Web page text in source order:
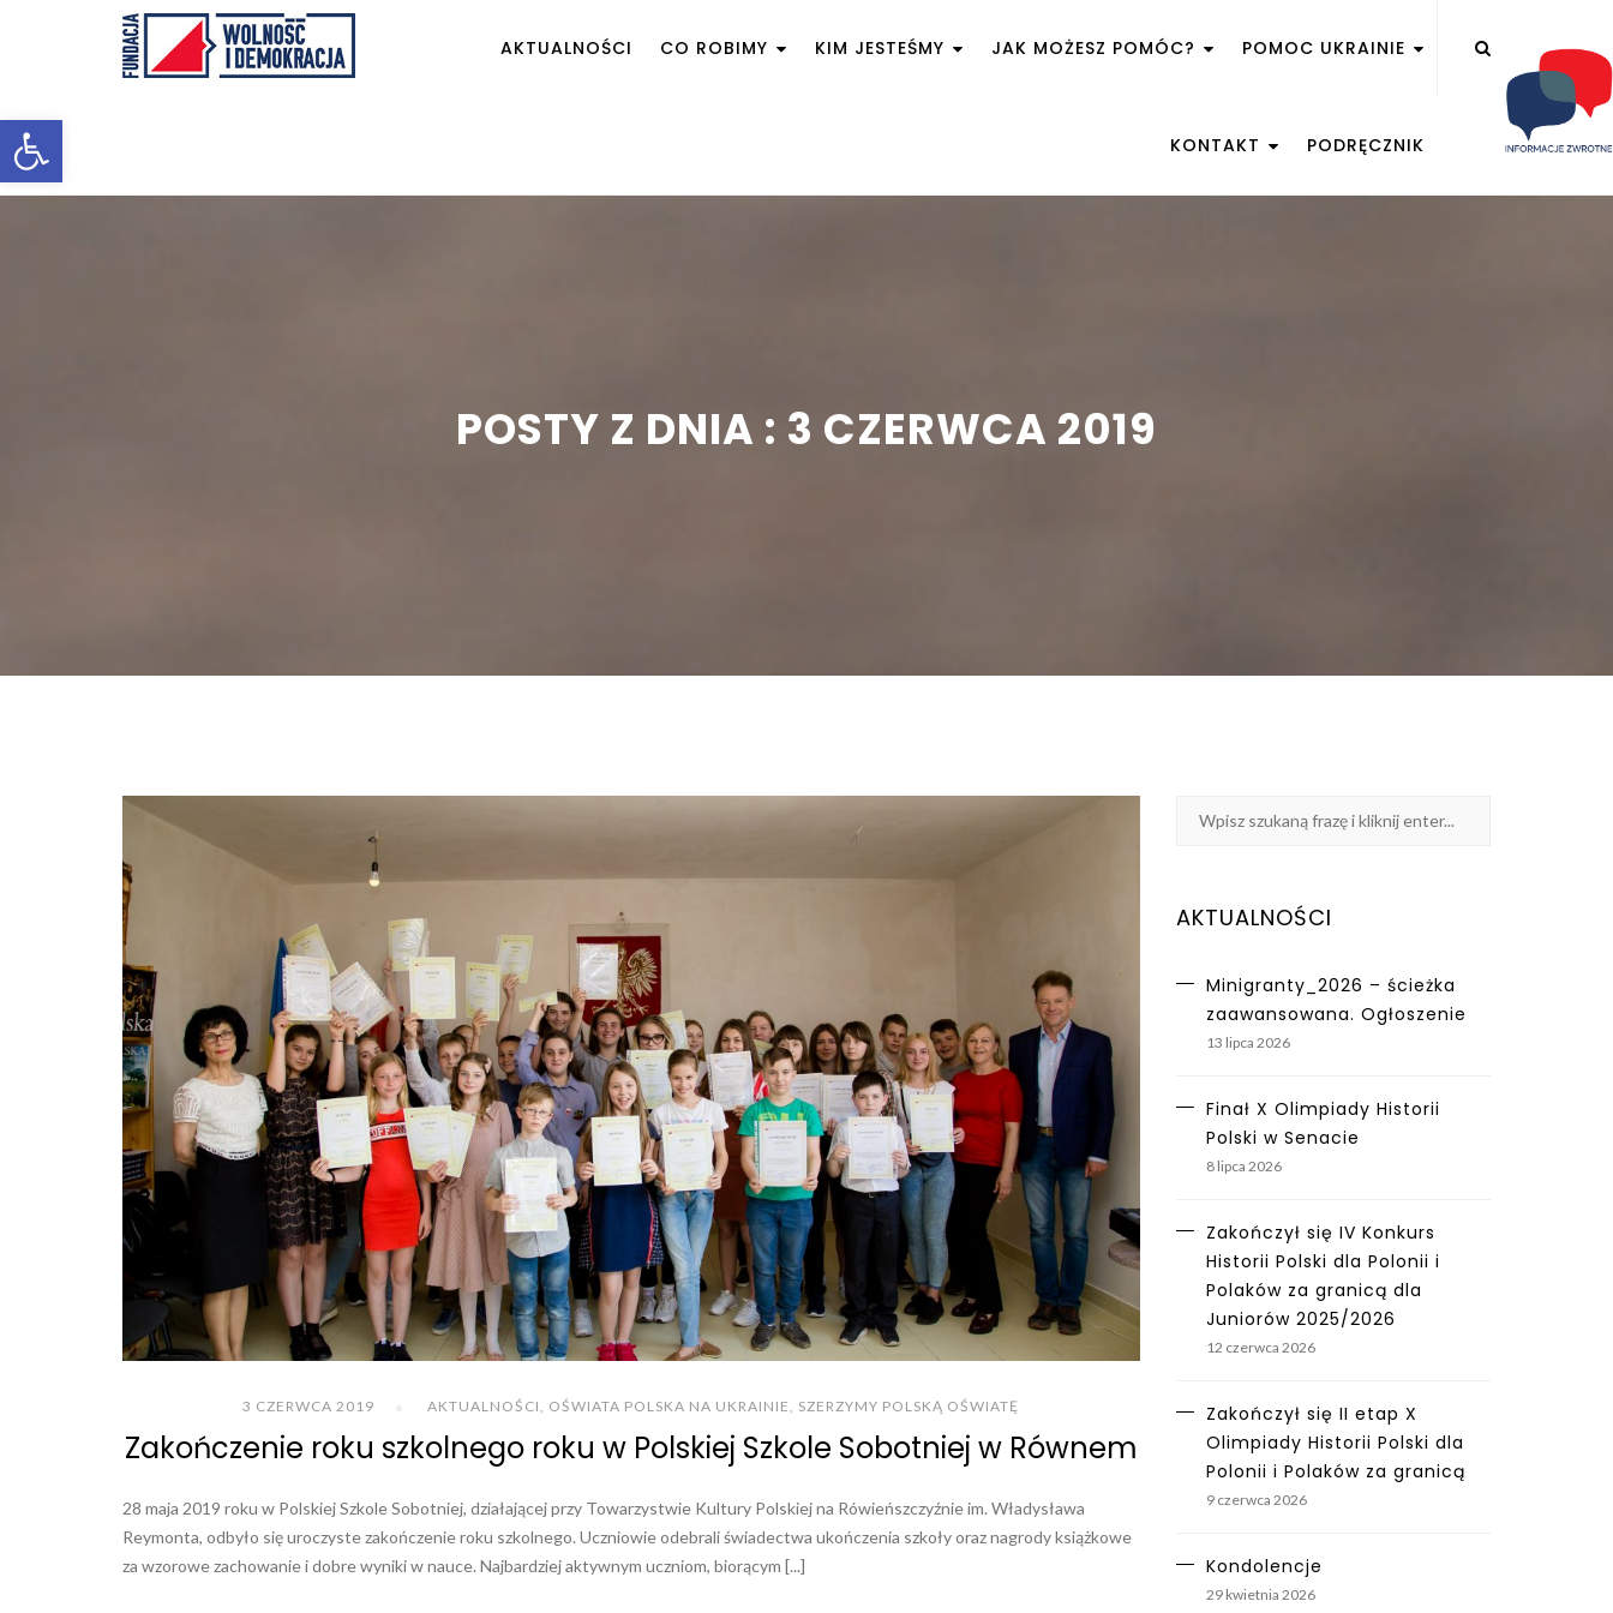
Otwórz pasek narzędzi
AKTUALNOŚCI CO ROBIMY KIM JESTEŚMY JAK MOŻESZ POMÓC? POMOC UKRAINIE
KONTAKT PODRĘCZNIK
POSTY Z DNIA : 3 CZERWCA 2019
3 CZERWCA 2019 AKTUALNOŚCI, OŚWIATA POLSKA NA UKRAINIE, SZERZYMY POLSKĄ OŚWIATĘ
Zakończenie roku szkolnego roku w Polskiej Szkole Sobotniej w Równem
28 maja 2019 roku w Polskiej Szkole Sobotniej, działającej przy Towarzystwie Kultury Polskiej na Rówieńszczyźnie im. Władysława
Reymonta, odbyło się uroczyste zakończenie roku szkolnego. Uczniowie odebrali świadectwa ukończenia szkoły oraz nagrody książkowe
za wzorowe zachowanie i dobre wyniki w nauce. Najbardziej aktywnym uczniom, biorącym [...]
AKTUALNOŚCI
Minigranty_2026 – ścieżka
zaawansowana. Ogłoszenie
13 lipca 2026
Finał X Olimpiady Historii
Polski w Senacie
8 lipca 2026
Zakończył się IV Konkurs
Historii Polski dla Polonii i
Polaków za granicą dla
Juniorów 2025/2026
12 czerwca 2026
Zakończył się II etap X
Olimpiady Historii Polski dla
Polonii i Polaków za granicą
9 czerwca 2026
Kondolencje
29 kwietnia 2026